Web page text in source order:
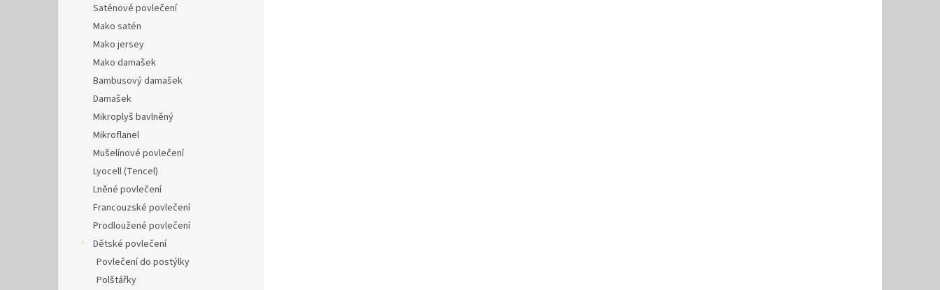
Saténové povlečení
Mako satén
Mako jersey
Mako damašek
Bambusový damašek
Damašek
Mikroplyš bavlněný
Mikroflanel
Mušelínové povlečení
Lyocell (Tencel)
Lněné povlečení
Francouzské povlečení
Prodloužené povlečení
Dětské povlečení
Povlečení do postýlky
Polštářky